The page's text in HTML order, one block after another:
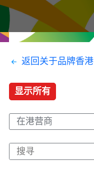
返回关于品牌香港
显示所有
在港营商